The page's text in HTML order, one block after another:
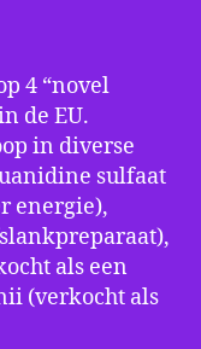
4 “novel
de EU.
in diverse
sulfaat
energie),
als een
(verkocht als